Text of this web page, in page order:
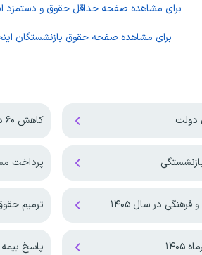
برای مشاهده صفحه حداقل حقوق و دستمزد
برای مشاهده صفحه حقوق بازنشستگان
کاهش ۶۰ درصدی دریافتی حقوق بازنشستگان دولت
پرداخت
در سال ۱۴۰۵ ترمیم حقوق ۱۴۰۵ کارکنان دولت با اجرای فوق
پاسخ